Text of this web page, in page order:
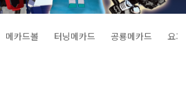
메카드볼 터닝메카드 공룡메카드 요